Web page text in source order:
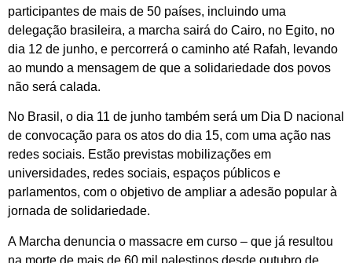
participantes de mais de 50 países, incluindo uma
delegação brasileira, a marcha sairá do Cairo, no Egito, no
dia 12 de junho, e percorrerá o caminho até Rafah, levando
ao mundo a mensagem de que a solidariedade dos povos
não será calada.
No Brasil, o dia 11 de junho também será um Dia D nacional
de convocação para os atos do dia 15, com uma ação nas
redes sociais. Estão previstas mobilizações em
universidades, redes sociais, espaços públicos e
parlamentos, com o objetivo de ampliar a adesão popular à
jornada de solidariedade.
A Marcha denuncia o massacre em curso – que já resultou
na morte de mais de 60 mil palestinos desde outubro de